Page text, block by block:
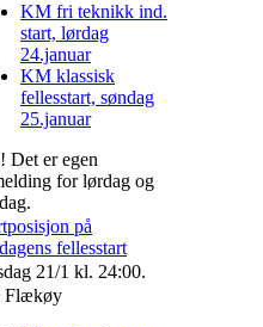
KM fri teknikk ind.
start, lørdag
24.januar
KM klassisk
fellesstart, søndag
25.januar
Det er egen
for lørdag og
på
fellesstart
21/1 kl. 24:00.
Flækøy